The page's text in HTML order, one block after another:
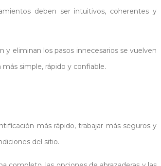
deben ser intuitivos, coherentes y
eliminan los pasos innecesarios se vuelven
simple, rápido y confiable.
más rápido, trabajar más seguros y
del sitio.